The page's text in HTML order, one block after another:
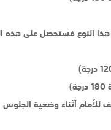
هذا النوع فستحصل على هذه